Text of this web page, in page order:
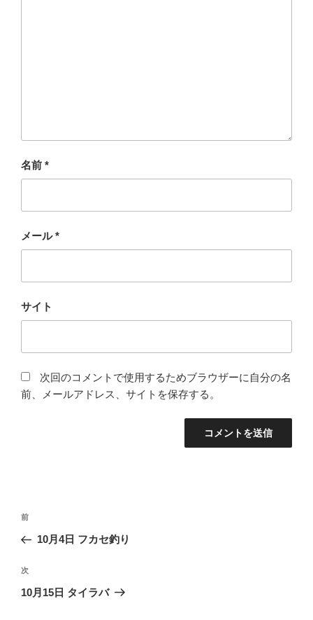
名前 *
メール*
サイト
次回のコメントで使用するためブラウザーに自分の名
前、メールアドレス、サイトを保存する。
投
ナ
ビ
ゲ
前
の
稿
前
10月4日 フカセ釣り
次
の
次
10月15日 タイラバ